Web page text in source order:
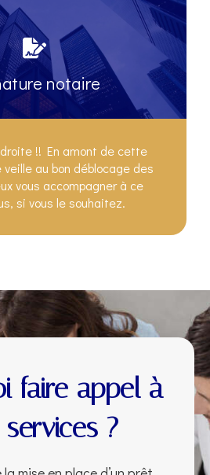
notaire
!! En amont de cette
au bon déblocage des
vous accompagner à ce
si vous le souhaitez.
faire appel à
?